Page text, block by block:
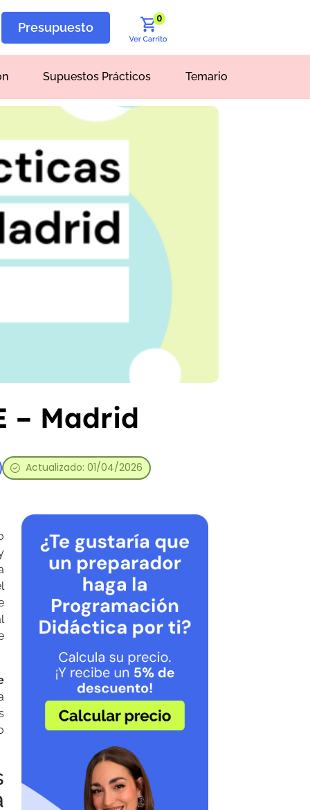
Presupuesto
0
Supuestos Prácticos Temario
– Madrid
Actualizado: 01/04/2026